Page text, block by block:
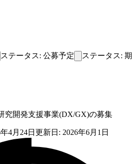
ステータス: 公募予定
ステータス: 期
開発支援事業(DX/GX)の募集
4月24日 更新日: 2026年6月1日